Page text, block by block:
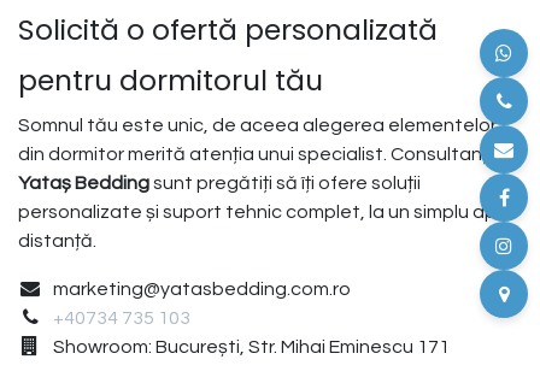
Solicită o ofertă personalizată
pentru dormitorul tău
Somnul tău este unic, de aceea alegerea elementelor
din dormitor merită atenția unui specialist. Consultanții
Yataș Beddingsunt pregătiți să îți ofere soluții
personalizate și suport tehnic complet, la un simplu apel
distanță.
marketing@yatasbedding.com.ro
+40734 735 103
Showroom: București, Str. Mihai Eminescu 171